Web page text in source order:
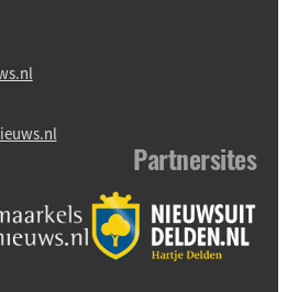
Partnersites